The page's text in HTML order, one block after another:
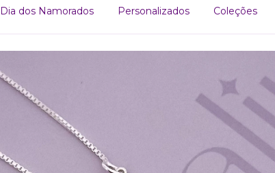
Dia dos Namorados Personalizados Coleções